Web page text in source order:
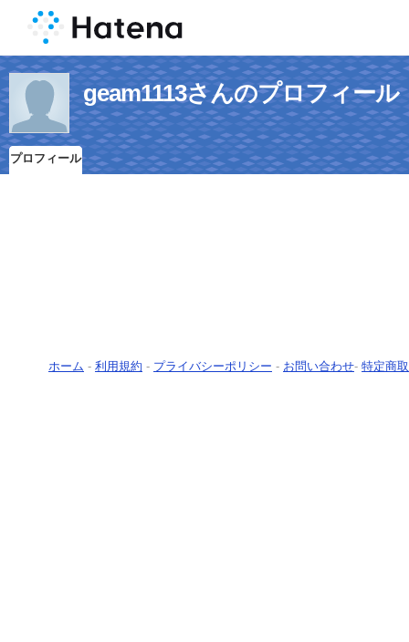
geam1113さんのプロフィール
プロフィール
ホーム - 利用規約 - プライバシーポリシー - お問い合わせ- 特定商